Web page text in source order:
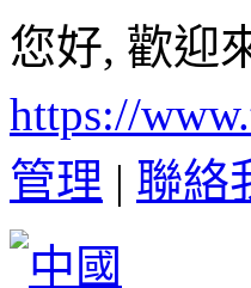
您好, 歡迎
https://
管理 | 聯絡